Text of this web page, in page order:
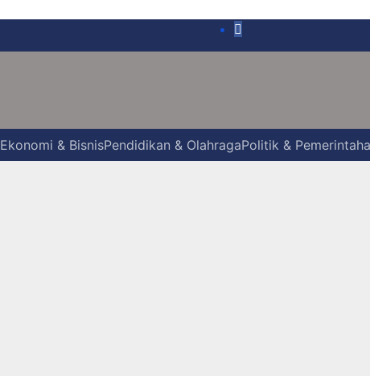
Ekonomi & BisnisPendidikan & OlahragaPolitik &